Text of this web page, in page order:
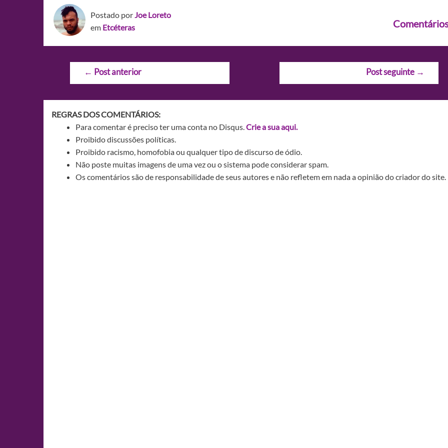
Postado porJoe Loreto
em Etcéteras
Navegação
← Post anterior Post seguinte →
REGRAS DOS COMENTÁRIOS:
Para comentar é preciso ter uma conta no Disqus.Crie a sua aqui.
Proibido discussões políticas.
Proibido racismo, homofobia ou qualquer tipo de discurso de ódio.
Não poste muitas imagens de uma vez ou o sistema pode considerar spam.
Os comentários são de responsabilidade de seus autores e não refletem em nada a opinião do criador do site.